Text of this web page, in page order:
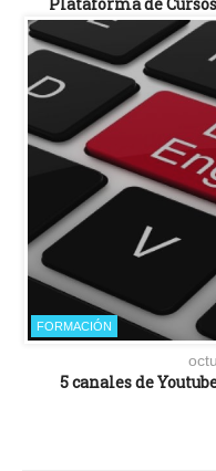
FORMACIÓN
5 canales de